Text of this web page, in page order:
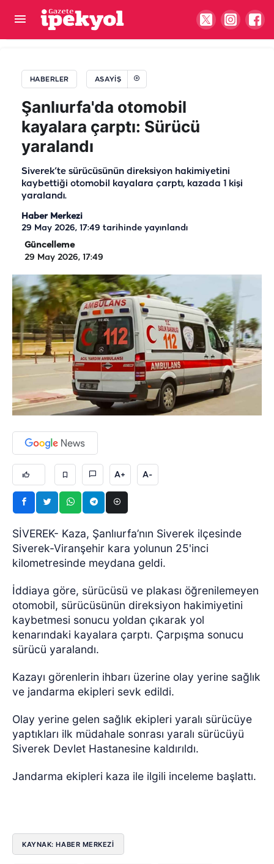
HABERLER ASAYIŞ
Şanlıurfa'da otomobil
kayalara çarptı: Sürücü
yaralandı
Siverek’te sürücüsünün direksiyon hakimiyetini
kaybettiği otomobil kayalara çarptı, kazada 1 kişi
yaralandı.
Haber Merkezi
29 May 2026, 17:49 tarihinde yayınlandı
Güncelleme
29 May 2026, 17:49
A+ A-
SİVEREK- Kaza, Şanlıurfa’nın Siverek ilçesinde
Siverek-Viranşehir kara yolunun 25'inci
kilometresinde meydana geldi.
İddiaya göre, sürücüsü ve plakası öğrenilemeyen
otomobil, sürücüsünün direksiyon hakimiyetini
kaybetmesi sonucu yoldan çıkarak yol
kenarındaki kayalara çarptı. Çarpışma sonucu
sürücü yaralandı.
Kazayı görenlerin ihbarı üzerine olay yerine sağlık
ve jandarma ekipleri sevk edildi.
Olay yerine gelen sağlık ekipleri yaralı sürücüye
yaptıkları ilk müdahale sonrası yaralı sürücüyü
Siverek Devlet Hastanesine kaldırıldı.
Jandarma ekipleri kaza ile ilgili inceleme başlattı.
KAYNAK: HABER MERKEZI
Viranşehir'deki istismar kayıtlara geçti: Türbede